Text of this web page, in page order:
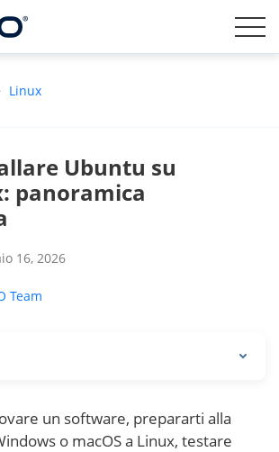
Linux
Ubuntu su
panoramica
16, 2026
Team
un software, prepararti alla
o macOS a Linux, testare